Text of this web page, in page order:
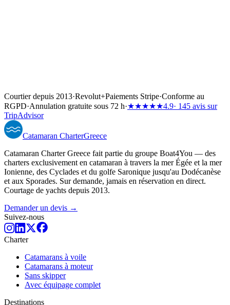
Courtier depuis 2013·Revolut+Paiements Stripe·Conforme au
RGPD·Annulation gratuite sous 72 h·★★★★★4.9· 145 avis sur
TripAdvisor
Catamaran CharterGreece
Catamaran Charter Greece fait partie du groupe Boat4You — des
charters exclusivement en catamaran à travers la mer Égée et la mer
Ionienne, des Cyclades et du golfe Saronique jusqu'au Dodécanèse
et aux Sporades. Sur demande, jamais en réservation en direct.
Courtage de yachts depuis 2013.
Demander un devis →
Suivez-nous
Charter
Catamarans à voile
Catamarans à moteur
Sans skipper
Avec équipage complet
Destinations